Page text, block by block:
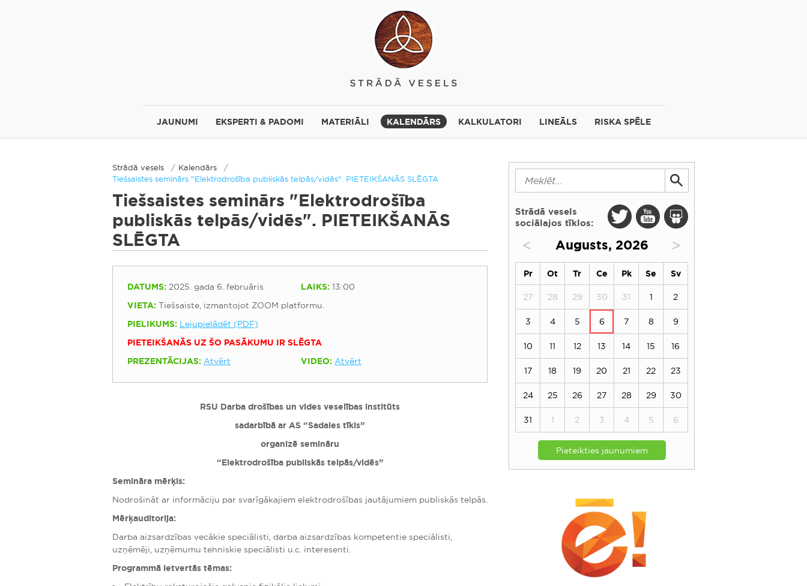
JAUNUMI EKSPERTI & PADOMI MATERIĀLI KALENDĀRS KALKULATORI LINEĀLS RISKA SPĒLE
Strādā vesels
Kalendārs
Tiešsaistes seminārs "Elektrodrošība publiskās telpās/vidēs". PIETEIKŠANĀS SLĒGTA
Tiešsaistes seminārs "Elektrodrošība
publiskās telpās/vidēs". PIETEIKŠANĀS
SLĒGTA
DATUMS: 2025. gada 6. februāris LAIKS: 13:00
VIETA: Tiešsaiste, izmantojot ZOOM platformu.
PIELIKUMS: Lejupielādēt (PDF)
PIETEIKŠANĀS UZ ŠO PASĀKUMU IR SLĒGTA
PREZENTĀCIJAS: Atvērt VIDEO: Atvērt
RSU Darba drošības un vides veselības institūts
sadarbībā ar AS “Sadales tīkls”
organizē semināru
“Elektrodrošība publiskās telpās/vidēs”
Semināra mērķis:
Nodrošināt ar informāciju par svarīgākajiem elektrodrošības jautājumiem publiskās telpās.
Mērķauditorija:
Darba aizsardzības vecākie speciālisti, darba aizsardzības kompetentie speciālisti,
uzņēmēji, uzņēmumu tehniskie speciālisti u.c. interesenti.
Programmā ietvertās tēmas:
Strādā vesels
sociālajos tīklos:
< Augusts, 2026 >
Pr Ot Tr Ce Pk Se Sv
27 28 29 30 31 1 2
3 4 5 6 7 8 9
10 11 12 13 14 15 16
17 18 19 20 21 22 23
24 25 26 27 28 29 30
31 1 2 3 4 5 6
Pieteikties jaunumiem